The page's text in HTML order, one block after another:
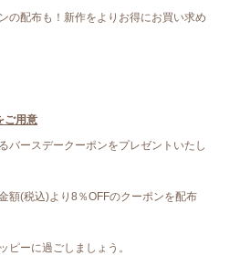
の配布も！新作をよりお得にお買い求め
ご用意
バースデークーポンをプレゼントいたし
額(税込)より8％OFFのクーポンを配布
ピーに過ごしましょう。